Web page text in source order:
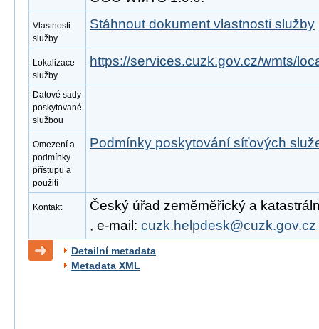
Vlastnosti
služby
Stáhnout dokument vlastnosti služby
Lokalizace
služby
https://services.cuzk.gov.cz/wmts/
Datové sady
poskytované
službou
Omezení a
podmínky
přístupu a
použití
Podmínky poskytování síťových
Kontakt
Český úřad zeměměřický a
, e-mail: cuzk.helpdesk@cuzk.gov.cz
Detailní metadata
Metadata XML